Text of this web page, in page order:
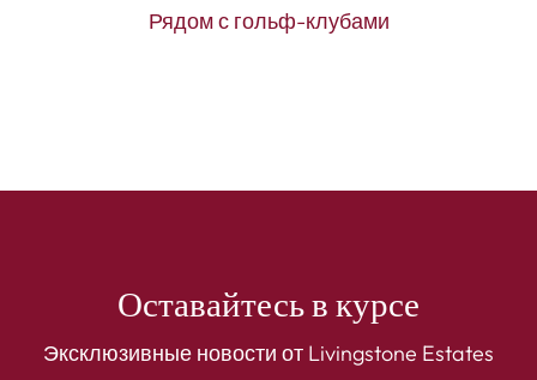
Рядом с гольф-клубами
Оставайтесь в курсе
Эксклюзивные новости от Livingstone Estates